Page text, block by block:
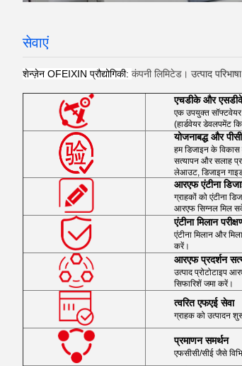
सेवाएं
शेन्ज़ेन OFEIXIN प्रौद्योगिकी: कंपनी लिमिटेड। उत्पाद
एचडीके और एसडीके
एक उपयुक्त
(हार्डवेयर डेवलपमेंट
योजनाबद्ध और
हम डिजाइन के
सत्यापन और सलाह
लेआउट, डिजाइन
आरएफ एंटीना
ग्राहकों को एंटीना
आरएफ सिग्नल मिल
एंटीना मिलान
एंटीना मिलान और
करें।
आरएफ प्रदर्शन
उत्पाद प्रोटोटाइप
सिफारिशें जमा करें।
त्वरित एफएई सेवा
ग्राहक को उत्पादन
प्रमाणन समर्थन
एफसीसी/सीई जैसे